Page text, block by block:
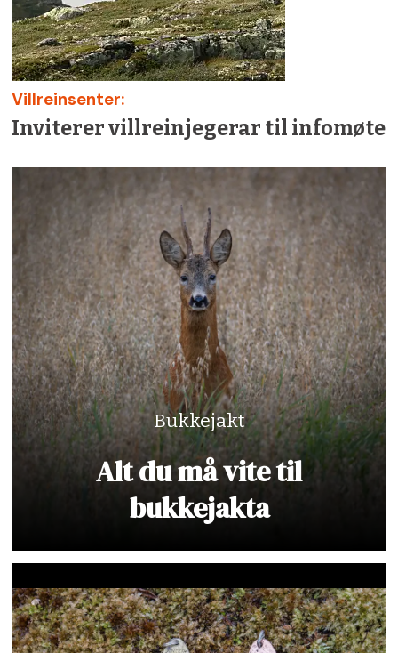
Villreinsenter:
Inviterer villreinjegerar til infomøte
Bukkejakt
Alt du må vite til
bukkejakta